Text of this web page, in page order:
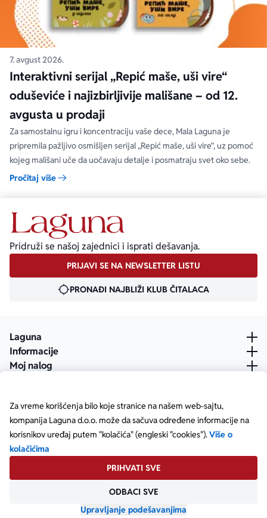
Za vreme korišćenja bilo koje stranice na našem web-sajtu,
kompanija Laguna d.o.o. može da sačuva određene informacije na
korisnikov uređaj putem "kolačića" (engleski "cookies").Više o
kolačićima
PRIHVATI SVE
ODBACI SVE
Upravljanje podešavanjima
7. avgust 2026.
Interaktivni serijal „Repić maše, uši vire“
oduševiće i najizbirljivije mališane – od 12.
avgusta u prodaji
Za samostalnu igru i koncentraciju vaše dece, Mala Laguna je
pripremila pažljivo osmišljen serijal „Repić maše, uši vire“, uz pomoć
kojeg mališani uče da uočavaju detalje i posmatraju svet oko sebe.
Pročitaj više
Pridruži se našoj zajednici i isprati dešavanja.
PRIJAVI SE NA NEWSLETTER LISTU
PRONAĐI NAJBLIŽI KLUB ČITALACA
Laguna
Informacije
Moj nalog
Copyright © Laguna d.o.o. Starine Novaka 23, Beograd •
Matični broj: 17414844
Posetite našu Facebook stranicu
Posetite našu X stranicu
Posetite našu Instagram stranicu
Posetite naš YouTube
Posetite našu TikTok stranicu
Posetite našu LinkedIn stranicu